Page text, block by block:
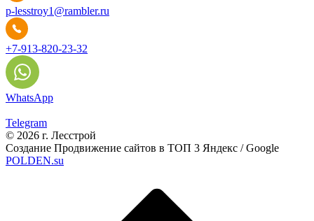
p-lesstroy1@rambler.ru
+7-913-820-23-32
WhatsApp
Telegram
© 2026 г. Лесстрой
Создание Продвижение сайтов в ТОП 3 Яндекс / Google
POLDEN.su